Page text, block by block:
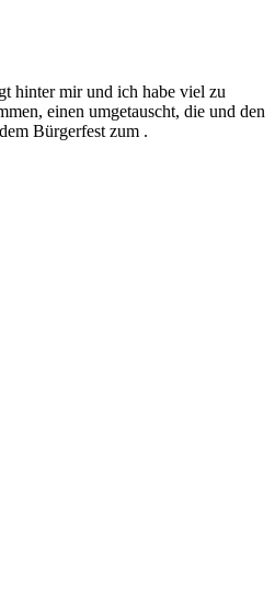
hinter mir und ich habe viel zu
einen umgetauscht, die und den
Bürgerfest zum .